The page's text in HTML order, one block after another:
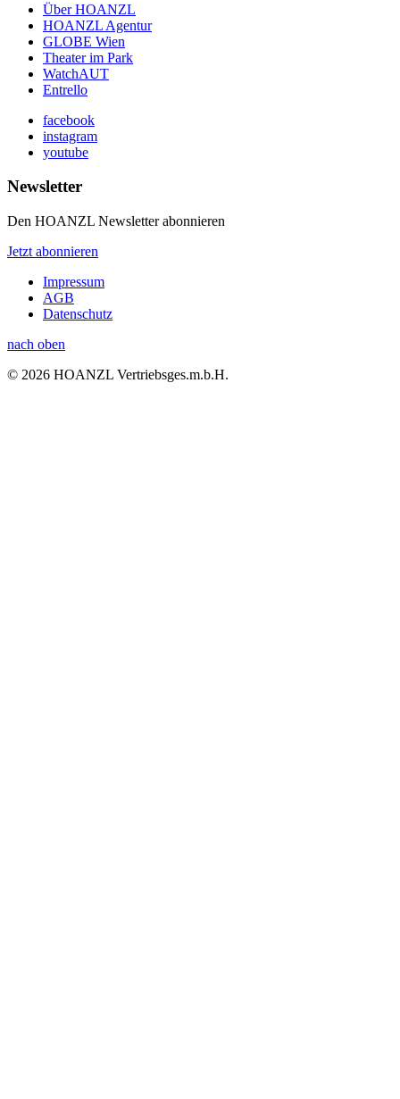
Über HOANZL
HOANZL Agentur
GLOBE Wien
Theater im Park
WatchAUT
Entrello
facebook
instagram
youtube
Newsletter
Den HOANZL Newsletter abonnieren
Jetzt abonnieren
Impressum
AGB
Datenschutz
nach oben
© 2026 HOANZL Vertriebsges.m.b.H.